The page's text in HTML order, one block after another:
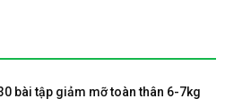
bài tập giảm mỡ toàn thân 6-7kg